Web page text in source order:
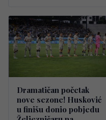
Dramatičan početak
nove sezone! Husković
u finišu donio pobjedu